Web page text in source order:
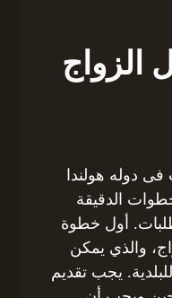
فى دوله هولندا
الدقيقة
أول خطوة
والذي يمكن
يجب تقديم